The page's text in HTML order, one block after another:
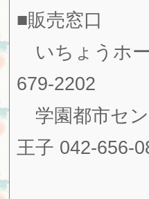
■販売窓口
いちょうホ
679-2202
学園都市セ
王子 042-656-